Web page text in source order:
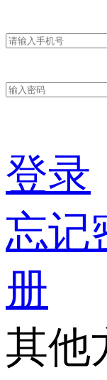
登录
忘记
册
其他